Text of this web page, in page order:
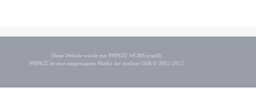
Diese Website wurde mit PHPKIT WCMS erstellt
PHPKIT ist eine eingetragene Marke der mxbyte GbR © 2002-2012